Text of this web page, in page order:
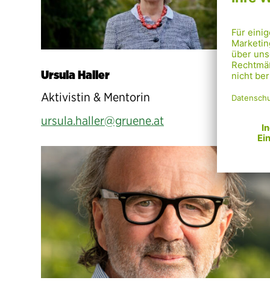
Ursula Haller
Aktivistin & Mentorin
ursula.haller@gruene.at